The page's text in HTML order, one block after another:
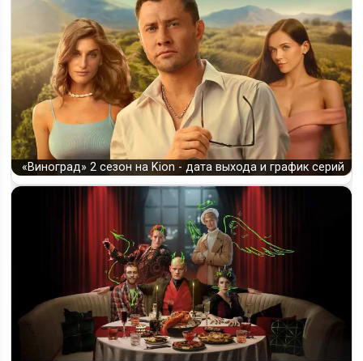
«Виноград» 2 сезон на Kion - дата выхода и график серий